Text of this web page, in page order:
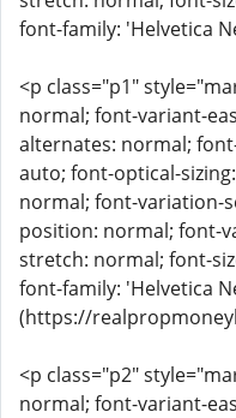
font-family: 'Helvetica
<p class="p1"
normal; font-variant-
alternates: normal;
auto; font-optical-
normal; font-variation-
position: normal; font-
stretch: normal; font-
font-family: 'Helvetica
(https://
<p class="p2"
normal; font-variant-